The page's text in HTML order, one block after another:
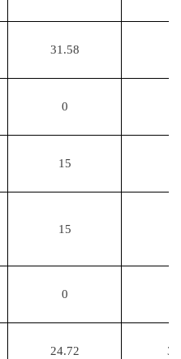
31.58
0
15
15
0
24.72